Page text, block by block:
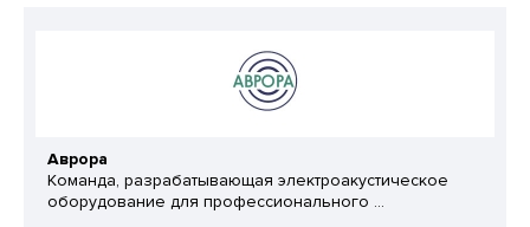
Аврора
Команда, разрабатывающая электроакустическое
оборудование для профессионального ...